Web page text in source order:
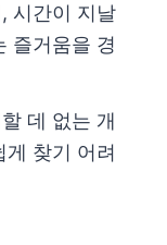
시간이 지날
즐거움을 경
데 없는 개
찾기 어려